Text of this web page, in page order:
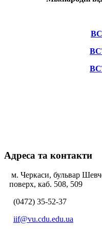
Адреса та контакти
м. Черкаси, бульвар
поверх, каб. 508, 509
(0472) 35-52-37
iif@vu.cdu.edu.ua